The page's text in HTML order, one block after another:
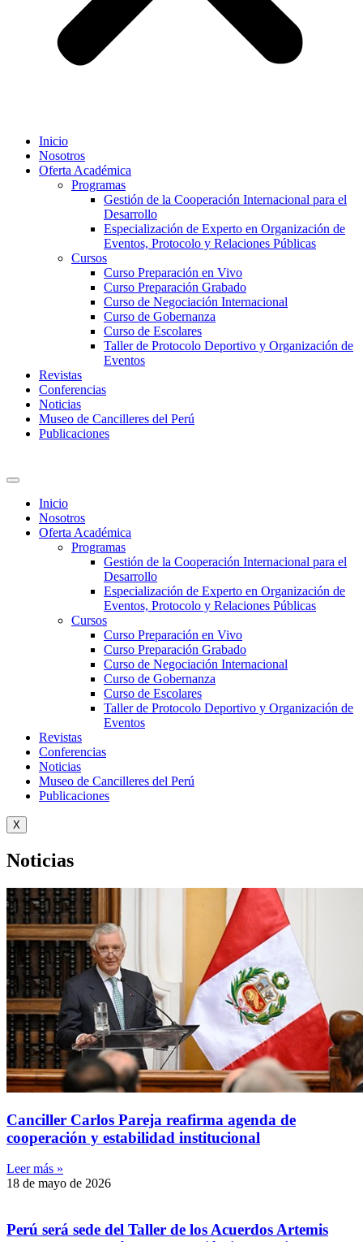
Inicio
Nosotros
Oferta Académica
Programas
Gestión de la Cooperación Internacional para el
Desarrollo
Especialización de Experto en Organización de
Eventos, Protocolo y Relaciones Públicas
Cursos
Curso Preparación en Vivo
Curso Preparación Grabado
Curso de Negociación Internacional
Curso de Gobernanza
Curso de Escolares
Taller de Protocolo Deportivo y Organización de
Eventos
Revistas
Conferencias
Noticias
Museo de Cancilleres del Perú
Publicaciones
Inicio
Nosotros
Oferta Académica
Programas
Gestión de la Cooperación Internacional para el
Desarrollo
Especialización de Experto en Organización de
Eventos, Protocolo y Relaciones Públicas
Cursos
Curso Preparación en Vivo
Curso Preparación Grabado
Curso de Negociación Internacional
Curso de Gobernanza
Curso de Escolares
Taller de Protocolo Deportivo y Organización de
Eventos
Revistas
Conferencias
Noticias
Museo de Cancilleres del Perú
Publicaciones
X
Noticias
Canciller Carlos Pareja reafirma agenda de
cooperación y estabilidad institucional
Leer más »
18 de mayo de 2026
Perú será sede del Taller de los Acuerdos Artemis